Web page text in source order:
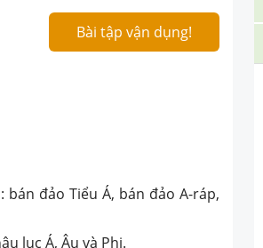
Bài tập vận dụng!
đảo Tiểu Á, bán đảo A-ráp,
lục Á, Âu và Phi.